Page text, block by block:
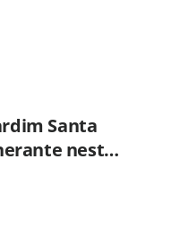
Santa
nesta